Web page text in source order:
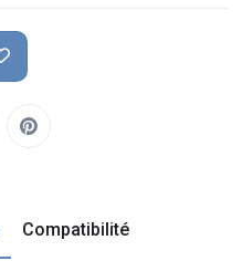
Compatibilité